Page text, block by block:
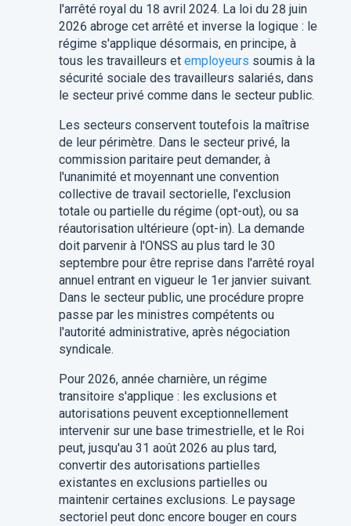
l'arrêté royal du 18 avril 2024. La loi du 28 juin
2026 abroge cet arrêté et inverse la logique : le
régime s'applique désormais, en principe, à
tous les travailleurs et employeurs soumis à la
sécurité sociale des travailleurs salariés, dans
le secteur privé comme dans le secteur public.
Les secteurs conservent toutefois la maîtrise
de leur périmètre. Dans le secteur privé, la
commission paritaire peut demander, à
l'unanimité et moyennant une convention
collective de travail sectorielle, l'exclusion
totale ou partielle du régime (opt-out), ou sa
réautorisation ultérieure (opt-in). La demande
doit parvenir à l'ONSS au plus tard le 30
septembre pour être reprise dans l'arrêté royal
annuel entrant en vigueur le 1er janvier suivant.
Dans le secteur public, une procédure propre
passe par les ministres compétents ou
l'autorité administrative, après négociation
syndicale.
Pour 2026, année charnière, un régime
transitoire s'applique : les exclusions et
autorisations peuvent exceptionnellement
intervenir sur une base trimestrielle, et le Roi
peut, jusqu'au 31 août 2026 au plus tard,
convertir des autorisations partielles
existantes en exclusions partielles ou
maintenir certaines exclusions. Le paysage
sectoriel peut donc encore bouger en cours